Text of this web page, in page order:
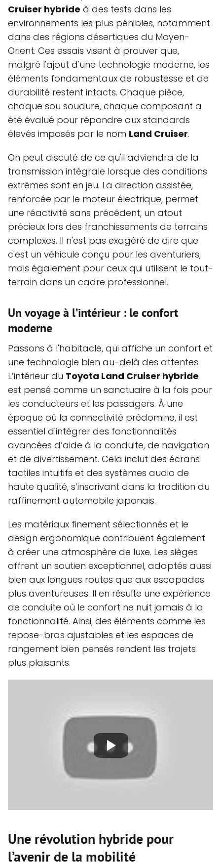
Cruiser hybride à des tests dans les
environnements les plus pénibles, notamment
dans des régions désertiques du Moyen-
Orient. Ces essais visent à prouver que,
malgré l'ajout d'une technologie moderne, les
éléments fondamentaux de robustesse et de
durabilité restent intacts. Chaque pièce,
chaque sou soudure, chaque composant a
été évalué pour répondre aux standards
élevés imposés par le nom Land Cruiser.
On peut discuté de ce qu'il adviendra de la
transmission intégrale lorsque des conditions
extrêmes sont en jeu. La direction assistée,
renforcée par le moteur électrique, permet
une réactivité sans précédent, un atout
précieux lors des franchissements de terrains
complexes. Il n'est pas exagéré de dire que
c'est un véhicule conçu pour les aventuriers,
mais également pour ceux qui utilisent le tout-
terrain dans un cadre professionnel.
Un voyage à l’intérieur : le confort
moderne
Passons à l'habitacle, qui affiche un confort et
une technologie bien au-delà des attentes.
L’intérieur du Toyota Land Cruiser hybride
est pensé comme un sanctuaire à la fois pour
les conducteurs et les passagers. À une
époque où la connectivité prédomine, il est
essentiel d'intégrer des fonctionnalités
avancées d’aide à la conduite, de navigation
et de divertissement. Cela inclut des écrans
tactiles intuitifs et des systèmes audio de
haute qualité, s’inscrivant dans la tradition du
raffinement automobile japonais.
Les matériaux finement sélectionnés et le
design ergonomique contribuent également
à créer une atmosphère de luxe. Les sièges
offrent un soutien exceptionnel, adaptés aussi
bien aux longues routes que aux escapades
plus aventureuses. Il en résulte une expérience
de conduite où le confort ne nuit jamais à la
fonctionnalité. Ainsi, des éléments comme les
repose-bras ajustables et les espaces de
rangement bien pensés rendent les trajets
plus plaisants.
Une révolution hybride pour
l’avenir de la mobilité